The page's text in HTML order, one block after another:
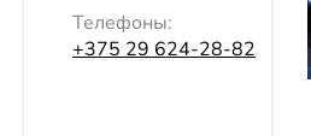
Телефоны:
+375 29 624-28-82